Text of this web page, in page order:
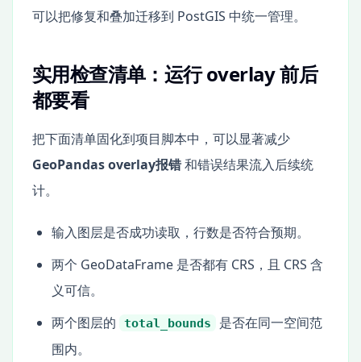
可以把修复和叠加迁移到 PostGIS 中统一管理。
实用检查清单：运行 overlay 前后
都要看
把下面清单固化到项目脚本中，可以显著减少
GeoPandas overlay报错和错误结果流入后续统
计。
输入图层是否成功读取，行数是否符合预期。
两个 GeoDataFrame 是否都有 CRS，且 CRS 含
义可信。
两个图层的
total_bounds
是否在同一空间范
围内。